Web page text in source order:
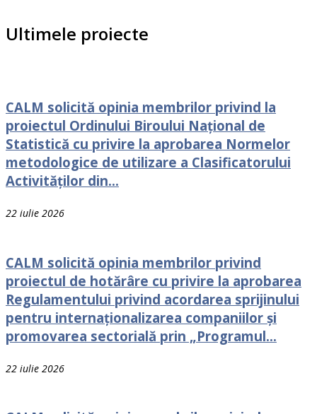
Ultimele proiecte
CALM solicită opinia membrilor privind la
proiectul Ordinului Biroului Național de
Statistică cu privire la aprobarea Normelor
metodologice de utilizare a Clasificatorului
Activităților din...
22 iulie 2026
CALM solicită opinia membrilor privind
proiectul de hotărâre cu privire la aprobarea
Regulamentului privind acordarea sprijinului
pentru internaționalizarea companiilor și
promovarea sectorială prin „Programul...
22 iulie 2026